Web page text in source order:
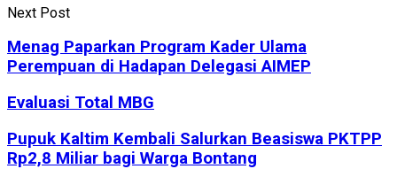
Next Post
Menag Paparkan Program Kader Ulama
Perempuan di Hadapan Delegasi AIMEP
Evaluasi Total MBG
Pupuk Kaltim Kembali Salurkan Beasiswa PKTPP
Rp2,8 Miliar bagi Warga Bontang